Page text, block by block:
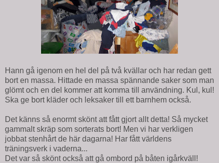
Hann gå igenom en hel del på två kvällar och har redan gett
bort en massa. Hittade en massa spännande saker som man
glömt och en del kommer att komma till användning. Kul, kul!
Ska ge bort kläder och leksaker till ett barnhem också.
Det känns så enormt skönt att fått gjort allt detta! Så mycket
gammalt skräp som sorterats bort! Men vi har verkligen
jobbat stenhårt de här dagarna! Har fått världens
träningsverk i vaderna...
Det var så skönt också att gå ombord på båten igårkväll!